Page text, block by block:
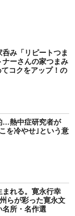
呑み「リピートつま
ーさんの家つまみ
コクをアップ！の
…熱中症研究者が
を冷やせ｣という意
まれる。寛永行幸
らが彩った寛永文
所・名作選